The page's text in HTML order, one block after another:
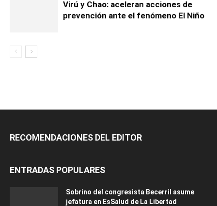
Virú y Chao: aceleran acciones de
prevención ante el fenómeno El Niño
RECOMENDACIONES DEL EDITOR
ENTRADAS POPULARES
Sobrino del congresista Becerril asume
jefatura en EsSalud de La Libertad